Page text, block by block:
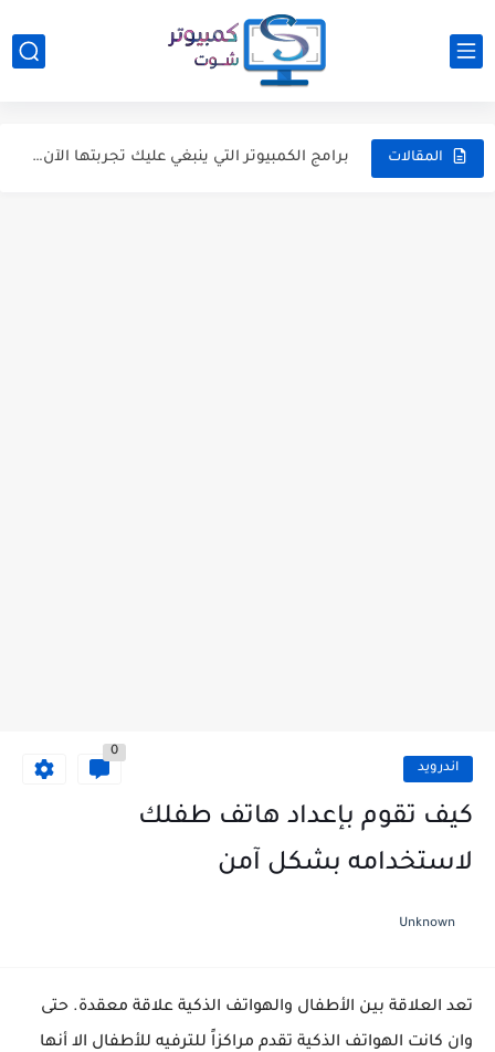
المقالات
أفضل تطبيقات التحكم عن بعد بأجهزة التلفاز على أندرويد و...
برامج الكمبيوتر التي ينبغي عليك تجربتها الآن خلال هذا الأسبوع...
اندرويد
0
كيف تقوم بإعداد هاتف طفلك
لاستخدامه بشكل آمن
Unknown
تعد العلاقة بين الأطفال والهواتف الذكية علاقة معقدة. حتى
وان كانت الهواتف الذكية تقدم مراكزاً للترفيه للأطفال الا أنها